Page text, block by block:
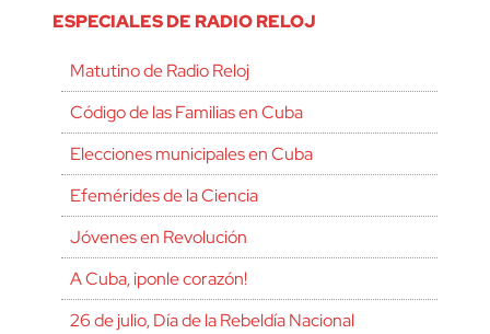
ESPECIALES DE RADIO RELOJ
Matutino de Radio Reloj
Código de las Familias en Cuba
Elecciones municipales en Cuba
Efemérides de la Ciencia
Jóvenes en Revolución
A Cuba, ¡ponle corazón!
26 de julio, Día de la Rebeldía Nacional